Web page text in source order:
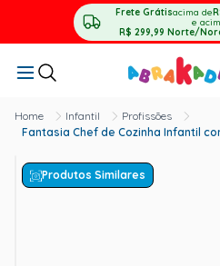
Frete Grátisacima de
e
R$ 299,99 Norte/
Infantil
Profissões
Fantasia Chef de Cozinha Infantil
Produtos Similares